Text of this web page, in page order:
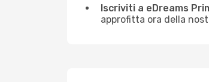
Iscriviti a eDreams
approfitta ora della